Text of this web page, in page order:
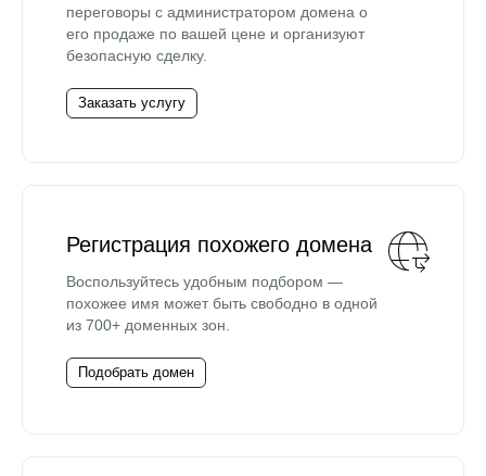
переговоры с администратором домена о
его продаже по вашей цене и организуют
безопасную сделку.
Заказать услугу
Регистрация похожего домена
Воспользуйтесь удобным подбором —
похожее имя может быть свободно в одной
из 700+ доменных зон.
Подобрать домен